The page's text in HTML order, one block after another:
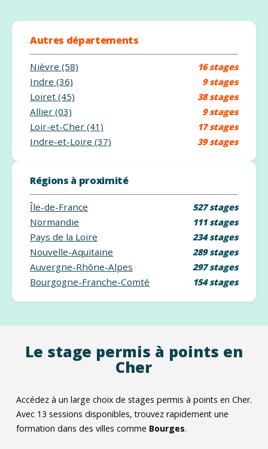
Autres départements
Nièvre (58) 16 stages
Indre (36) 9 stages
Loiret (45) 38 stages
Allier (03) 9 stages
Loir-et-Cher (41) 17 stages
Indre-et-Loire (37) 39 stages
Régions à proximité
Île-de-France 527 stages
Normandie 111 stages
Pays de la Loire 234 stages
Nouvelle-Aquitaine 289 stages
Auvergne-Rhône-Alpes 297 stages
Bourgogne-Franche-Comté 154 stages
Le stage permis à points en
Cher
Accédez à un large choix de stages permis à points en Cher.
Avec 13 sessions disponibles, trouvez rapidement une
formation dans des villes comme Bourges.